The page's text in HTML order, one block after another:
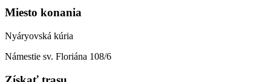
Miesto konania
Nyáryovská kúria
Námestie sv. Floriána 108/6